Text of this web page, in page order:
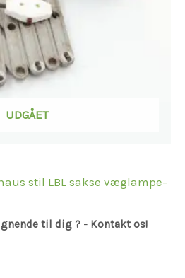
UDGÅET
stil LBL sakse væglampe-
til dig ? - Kontakt os!